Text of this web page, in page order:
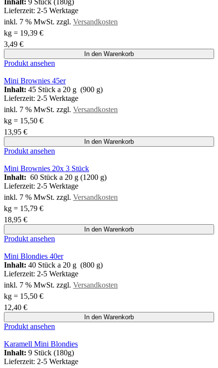
Inhalt: 9 Stück (180g)
Lieferzeit: 2-5 Werktage
inkl. 7 % MwSt. zzgl. Versandkosten
kg = 19,39 €
3,49 €
In den Warenkorb
Produkt ansehen
Mini Brownies 45er
Inhalt: 45 Stück a 20 g (900 g)
Lieferzeit: 2-5 Werktage
inkl. 7 % MwSt. zzgl. Versandkosten
kg = 15,50 €
13,95 €
In den Warenkorb
Produkt ansehen
Mini Brownies 20x 3 Stück
Inhalt: 60 Stück a 20 g (1200 g)
Lieferzeit: 2-5 Werktage
inkl. 7 % MwSt. zzgl. Versandkosten
kg = 15,79 €
18,95 €
In den Warenkorb
Produkt ansehen
Mini Blondies 40er
Inhalt: 40 Stück a 20 g (800 g)
Lieferzeit: 2-5 Werktage
inkl. 7 % MwSt. zzgl. Versandkosten
kg = 15,50 €
12,40 €
In den Warenkorb
Produkt ansehen
Karamell Mini Blondies
Inhalt: 9 Stück (180g)
Lieferzeit: 2-5 Werktage